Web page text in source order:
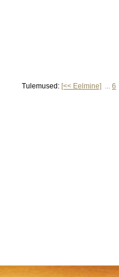
Tulemused: [<< Eelmine] ... 6